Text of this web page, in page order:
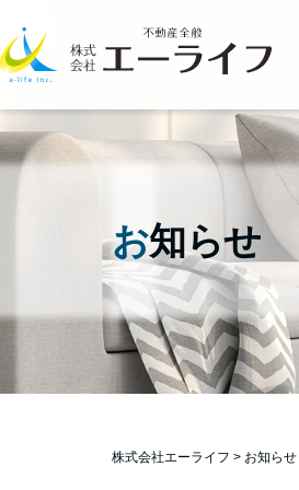
お知らせ
株式会社エーライフ > お知らせ